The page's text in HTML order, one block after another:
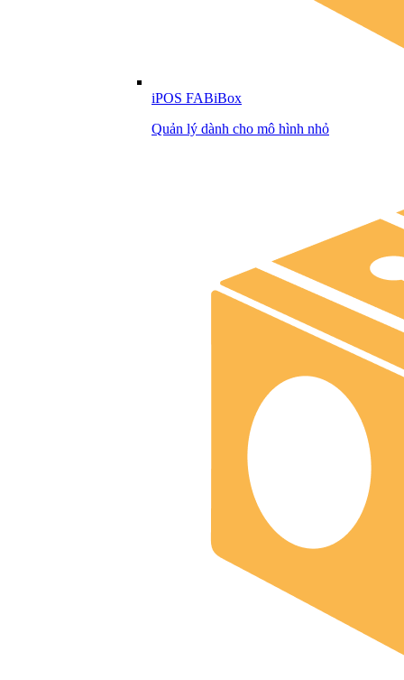
iPOS FABiBox
Quản lý dành cho mô hình nhỏ